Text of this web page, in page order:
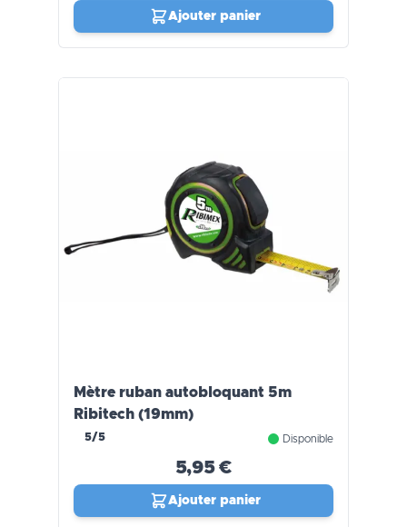
Ajouter panier
Mètre ruban autobloquant 5m
Ribitech (19mm)
5/5 Disponible
5,95 €
Ajouter panier